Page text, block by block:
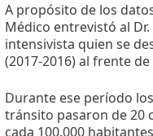
A propósito de los
Médico entrevistó al
intensivista quien se
(2017-2016) al frente de
Durante ese período
tránsito pasaron de 20
cada 100.000